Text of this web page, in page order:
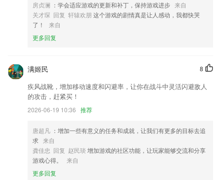
房贞澜 ：学会适应游戏的更新和补丁，保持游戏进步 来自
关才琛 回复 轩辕欢朋 这个游戏的剧情真是让人感动，我都快哭
了！
来自
更多回复
8
满姬民
疾风战靴，增加移动速度和闪避率，让你在战斗中灵活闪避敌人
的攻击，赶紧买！
2026-06-19 10:36 推荐
唐超凡 ：增加一些有意义的任务和成就，让我们有更多的目标去追
求 来自
龚佳忠 回复 赵民琰增加游戏的社区功能，让玩家能够交流和分享
游戏心得。
来自
更多回复